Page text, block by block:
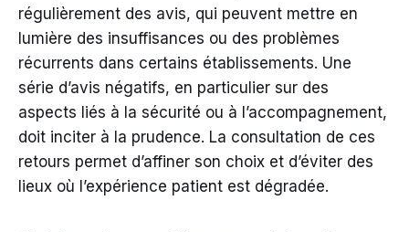
régulièrement des avis, qui peuvent mettre en
lumière des insuffisances ou des problèmes
récurrents dans certains établissements. Une
série d’avis négatifs, en particulier sur des
aspects liés à la sécurité ou à l’accompagnement,
doit inciter à la prudence. La consultation de ces
retours permet d’affiner son choix et d’éviter des
lieux où l’expérience patient est dégradée.